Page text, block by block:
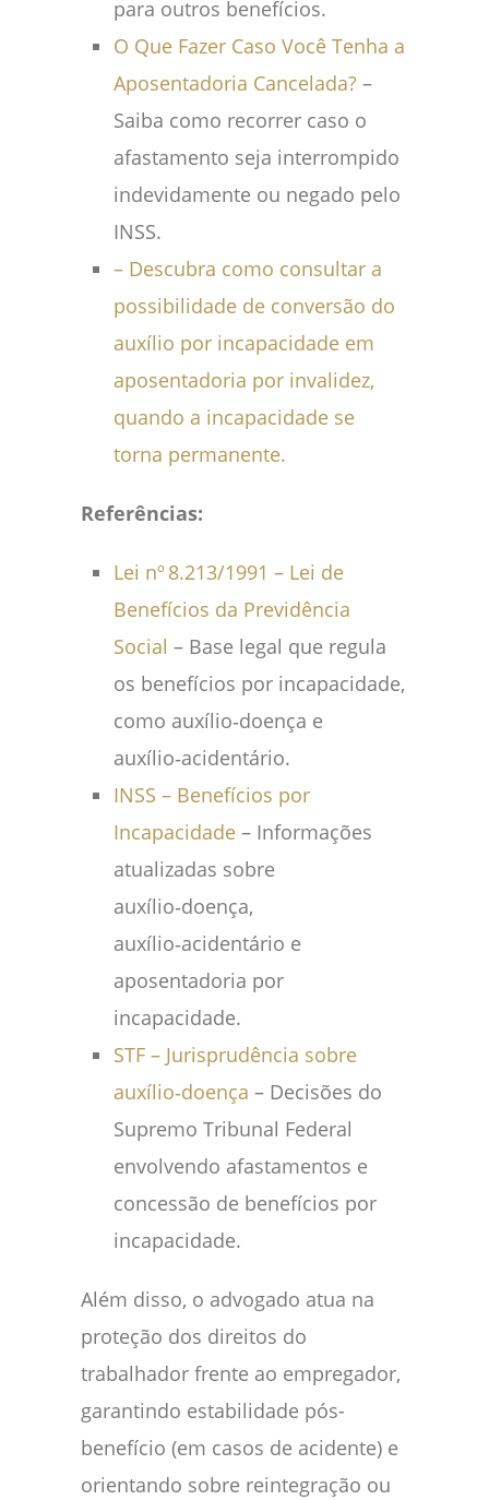
para outros benefícios.
O Que Fazer Caso Você Tenha a
Aposentadoria Cancelada? –
Saiba como recorrer caso o
afastamento seja interrompido
indevidamente ou negado pelo
INSS.
– Descubra como consultar a
possibilidade de conversão do
auxílio por incapacidade em
aposentadoria por invalidez,
quando a incapacidade se
torna permanente.
Referências:
Lei nº 8.213/1991 – Lei de
Benefícios da Previdência
Social – Base legal que regula
os benefícios por incapacidade,
como auxílio‑doença e
auxílio‑acidentário.
INSS – Benefícios por
Incapacidade – Informações
atualizadas sobre
auxílio‑doença,
auxílio‑acidentário e
aposentadoria por
incapacidade.
STF – Jurisprudência sobre
auxílio‑doença – Decisões do
Supremo Tribunal Federal
envolvendo afastamentos e
concessão de benefícios por
incapacidade.
Além disso, o advogado atua na
proteção dos direitos do
trabalhador frente ao empregador,
garantindo estabilidade pós-
benefício (em casos de acidente) e
orientando sobre reintegração ou